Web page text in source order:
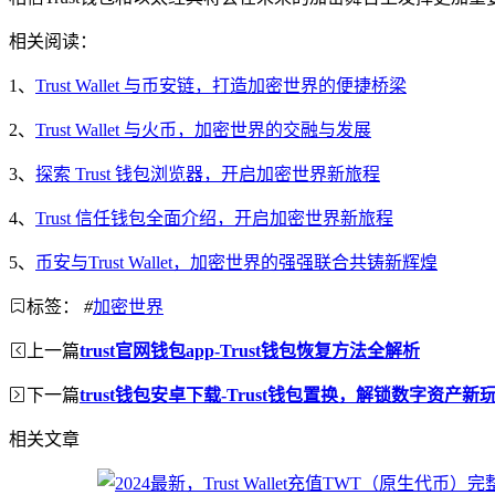
相关阅读：
1、 Trust Wallet 与币安链，打造加密世界的便捷桥梁
2、 Trust Wallet 与火币，加密世界的交融与发展
3、 探索 Trust 钱包浏览器，开启加密世界新旅程
4、 Trust 信任钱包全面介绍，开启加密世界新旅程
5、 币安与Trust Wallet，加密世界的强强联合共铸新辉煌
标签： #加密世界
上一篇trust官网钱包app-Trust钱包恢复方法全解析
下一篇trust钱包安卓下载-Trust钱包置换，解锁数字资产新
相关文章